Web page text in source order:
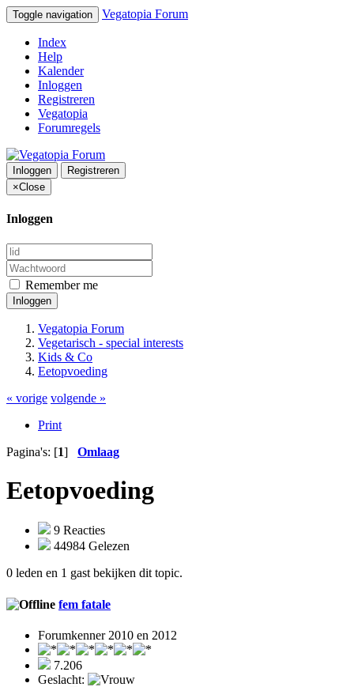
Toggle navigation Vegatopia Forum
Index
Help
Kalender
Inloggen
Registreren
Vegatopia
Forumregels
Inloggen
Registreren
×Close
Inloggen
Remember me
Inloggen
Vegatopia Forum
Vegetarisch - special interests
Kids & Co
Eetopvoeding
« vorige volgende »
Print
Pagina's: [1] Omlaag
Eetopvoeding
9 Reacties
44984 Gelezen
0 leden en 1 gast bekijken dit topic.
fem fatale
Forumkenner 2010 en 2012
7.206
Geslacht: